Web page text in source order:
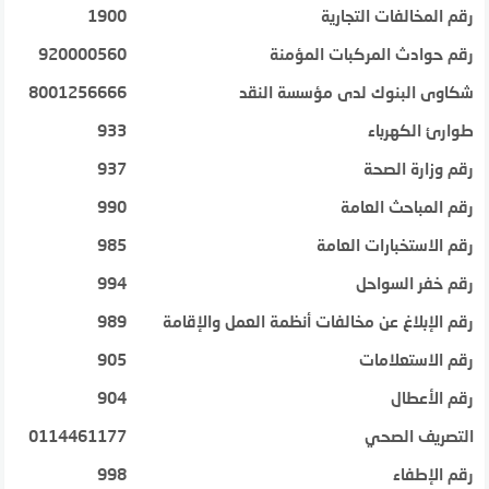
رقم المخالفات التجارية
1900
رقم حوادث المركبات المؤمنة
920000560
شكاوى البنوك لدى مؤسسة النقد
8001256666
طوارئ الكهرباء
933
رقم وزارة الصحة
937
رقم المباحث العامة
990
رقم الاستخبارات العامة
985
رقم خفر السواحل
994
رقم الإبلاغ عن مخالفات أنظمة العمل والإقامة
989
رقم الاستعلامات
905
رقم الأعطال
904
التصريف الصحي
0114461177
رقم الإطفاء
998